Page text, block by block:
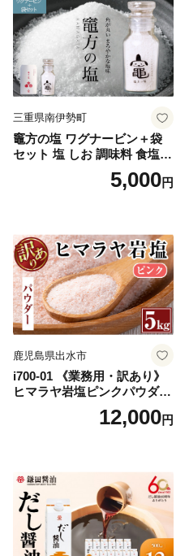
三重県南伊勢町
竈方の塩 ワグナービン＋袋
セット 塩 しお 調味料 食塩
天然 ミネラル 調味料 ソルト
salt 料理 味付 おにぎり 三重
5,000円
鹿児島県出水市
i700-01 《業務用・訳あり》
ヒマラヤ岩塩ピンクパウダー
タイプ(5kg) 岩塩 塩 調味料
しお 保存料不使用 天然 パウ
ティースマイル】
12,000円